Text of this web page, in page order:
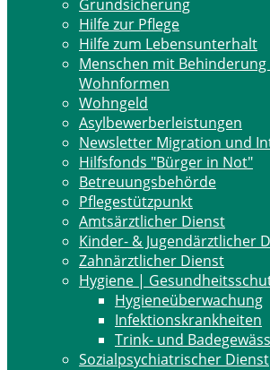
Grundsicherung
Hilfe zur Pflege
Hilfe zum Lebensunterhalt
Menschen mit
Wohnformen
Wohngeld
Asylbewerberleistungen
Newsletter Migration und
Hilfsfonds "Bürger in Not"
Betreuungsbehörde
Pflegestützpunkt
Amtsärztlicher Dienst
Kinder- & Jugendärztlicher
Zahnärztlicher Dienst
Hygiene |
Hygieneüberwachung
Infektionskrankheiten
Trink- und
Sozialpsychiatrischer Dienst